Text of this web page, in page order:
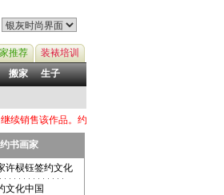
推荐
装裱培训
搬家 生子
该作品。约定价格联系电话：13124788558 QQ：
书画家
许棂钰签约文化
文化中国